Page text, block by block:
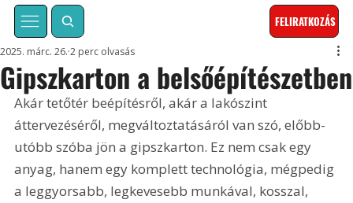
FELIRATKOZÁS
Gipszkarton a belsőépítészetben
2025. márc. 26. 2 perc olvasás
Akár tetőtér beépítésről, akár a lakószint
áttervezéséről, megváltoztatásáról van szó, előbb-
utóbb szóba jön a gipszkarton. Ez nem csak egy
anyag, hanem egy komplett technológia, mégpedig
a leggyorsabb, legkevesebb munkával, kosszal,